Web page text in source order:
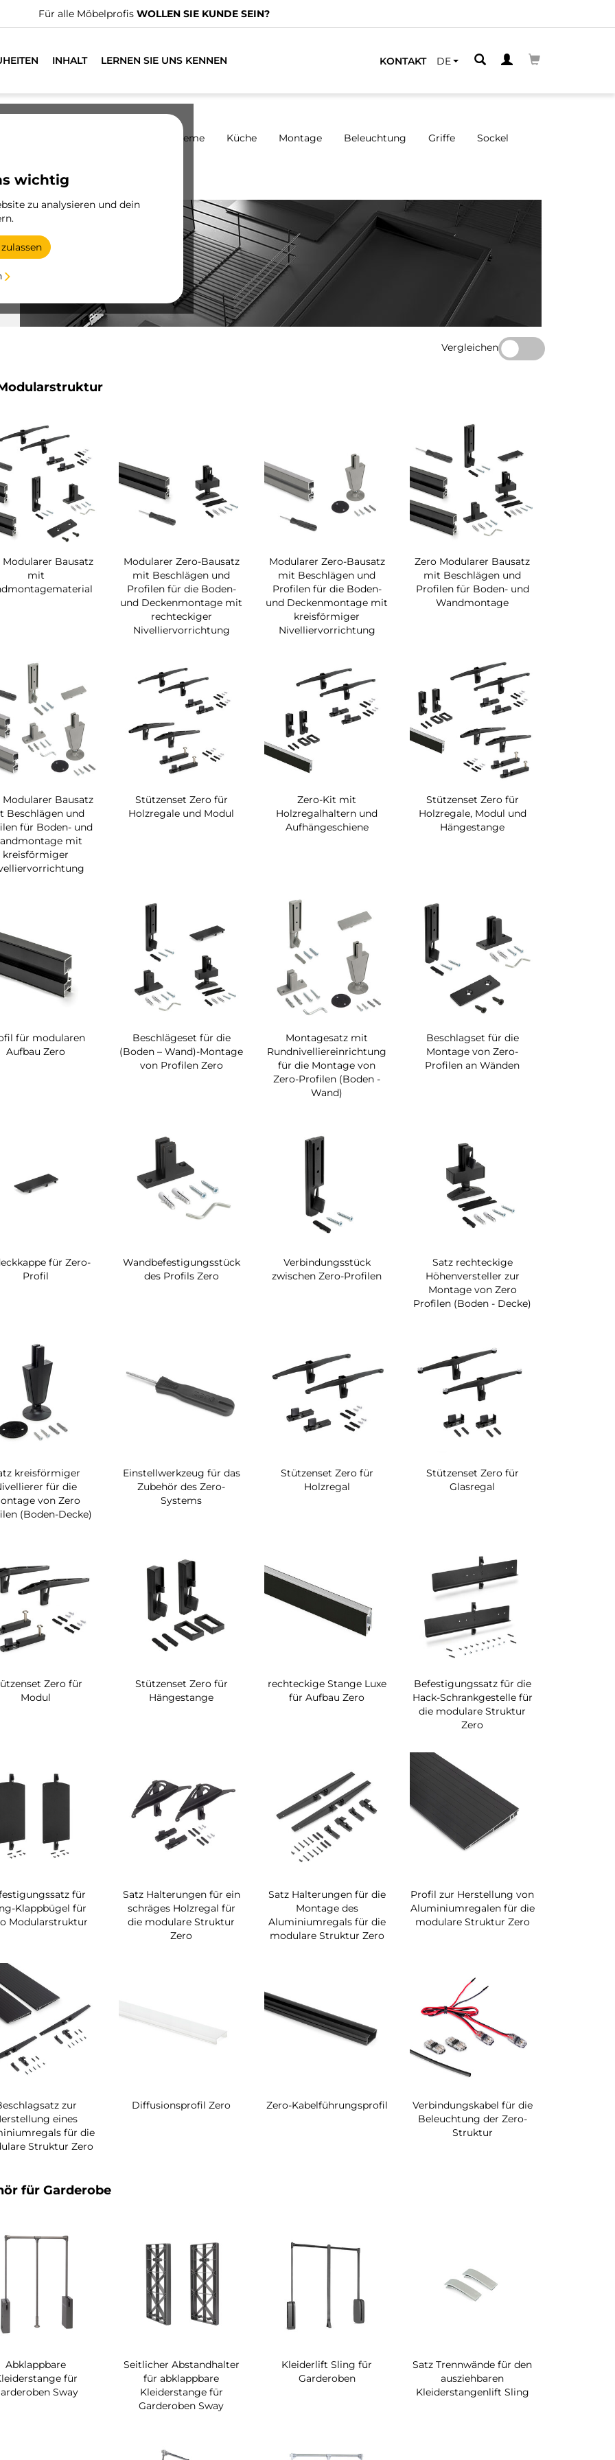
spezialisierte Vertriebshändler.FINDEN SIE DEN NÄCHSTGELEGENEN
INHALT LERNEN SIE UNS KENNEN KONTAKT DE
wichtig
zu analysieren und dein
Schiebesysteme Küche Montage Beleuchtung Griffe Sockel
Vergleichen
Modularer Bausatz
mit
Modularer Zero-Bausatz
mit Beschlägen und
Profilen für die Boden-
und Deckenmontage mit
rechteckiger
Nivelliervorrichtung
Modularer Zero-Bausatz
mit Beschlägen und
Profilen für die Boden-
und Deckenmontage mit
kreisförmiger
Nivelliervorrichtung
Zero Modularer Bausatz
mit Beschlägen und
Profilen für Boden- und
Wandmontage
Modularer Bausatz
Beschlägen und
für Boden- und
mit
kreisförmiger
Stützenset Zero für
Holzregale und Modul
Zero-Kit mit
Holzregalhaltern und
Aufhängeschiene
Stützenset Zero für
Holzregale, Modul und
Hängestange
für modularen
Aufbau Zero
Beschlägeset für die
(Boden – Wand)-Montage
von Profilen Zero
Montagesatz mit
Rundnivelliereinrichtung
für die Montage von
Zero-Profilen (Boden -
Wand)
Beschlagset für die
Montage von Zero-
Profilen an Wänden
für Zero-
Profil
Wandbefestigungsstück
des Profils Zero
Verbindungsstück
zwischen Zero-Profilen
Satz rechteckige
Höhenversteller zur
Montage von Zero
Profilen (Boden - Decke)
kreisförmiger
für die
von Zero
(Boden-Decke)
Einstellwerkzeug für das
Zubehör des Zero-
Systems
Stützenset Zero für
Holzregal
Stützenset Zero für
Glasregal
Zero für
Modul
Stützenset Zero für
Hängestange
rechteckige Stange Luxe
für Aufbau Zero
Befestigungssatz für die
Hack-Schrankgestelle für
die modulare Struktur
Zero
für
Klappbügel für
Modularstruktur
Satz Halterungen für ein
schräges Holzregal für
die modulare Struktur
Zero
Satz Halterungen für die
Montage des
Aluminiumregals für die
modulare Struktur Zero
Profil zur Herstellung von
Aluminiumregalen für die
modulare Struktur Zero
zur
eines
für die
Struktur Zero
Diffusionsprofil Zero Zero-Kabelführungsprofil
Verbindungskabel für die
Beleuchtung der Zero-
Struktur
für Garderobe
Abklappbare
für
Sway
Seitlicher Abstandhalter
für abklappbare
Kleiderstange für
Garderoben Sway
Kleiderlift Sling für
Garderoben
Satz Trennwände für den
ausziehbaren
Kleiderstangenlift Sling